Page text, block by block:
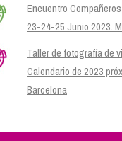
Encuentro
23-24-25 Junio 2023.
Taller de fotografía de
Calendario de 2023
Barcelona